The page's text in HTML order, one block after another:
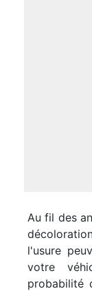
Au fil des
l'usure
votre
probabilité